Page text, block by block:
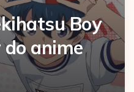
Boy
anime